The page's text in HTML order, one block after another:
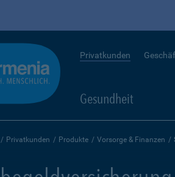
Privatkunden
Gesundheit
Privatkunden Produkte Vorsorge & Finanzen